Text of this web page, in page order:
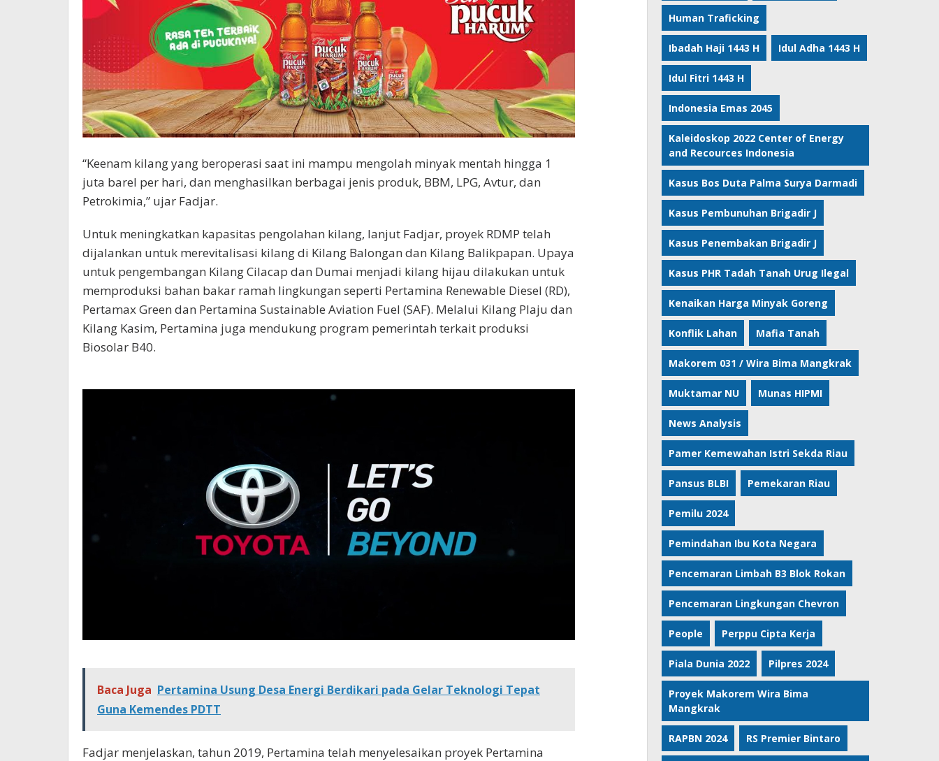
“Keenam kilang yang beroperasi saat ini mampu mengolah minyak mentah hingga 1
juta barel per hari, dan menghasilkan berbagai jenis produk, BBM, LPG, Avtur, dan
Petrokimia,” ujar Fadjar.
Untuk meningkatkan kapasitas pengolahan kilang, lanjut Fadjar, proyek RDMP telah
dijalankan untuk merevitalisasi kilang di Kilang Balongan dan Kilang Balikpapan. Upaya
untuk pengembangan Kilang Cilacap dan Dumai menjadi kilang hijau dilakukan untuk
memproduksi bahan bakar ramah lingkungan seperti Pertamina Renewable Diesel (RD),
Pertamax Green dan Pertamina Sustainable Aviation Fuel (SAF). Melalui Kilang Plaju dan
Kilang Kasim, Pertamina juga mendukung program pemerintah terkait produksi
Biosolar B40.
Baca Juga Pertamina Usung Desa Energi Berdikari pada Gelar Teknologi Tepat
Guna Kemendes PDTT
Fadjar menjelaskan, tahun 2019, Pertamina telah menyelesaikan proyek Pertamina
Human Traficking
Ibadah Haji 1443 H Idul Adha 1443 H
Idul Fitri 1443 H
Indonesia Emas 2045
Kaleidoskop 2022 Center of Energy
and Recources Indonesia
Kasus Bos Duta Palma Surya Darmadi
Kasus Pembunuhan Brigadir J
Kasus Penembakan Brigadir J
Kasus PHR Tadah Tanah Urug Ilegal
Kenaikan Harga Minyak Goreng
Konflik Lahan Mafia Tanah
Makorem 031 / Wira Bima Mangkrak
Muktamar NU Munas HIPMI
News Analysis
Pamer Kemewahan Istri Sekda Riau
Pansus BLBI Pemekaran Riau
Pemilu 2024
Pemindahan Ibu Kota Negara
Pencemaran Limbah B3 Blok Rokan
Pencemaran Lingkungan Chevron
People Perppu Cipta Kerja
Piala Dunia 2022 Pilpres 2024
Proyek Makorem Wira Bima
Mangkrak
RAPBN 2024 RS Premier Bintaro